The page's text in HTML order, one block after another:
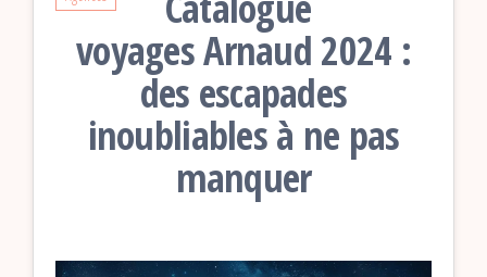
voyages Arnaud 2024 :
des escapades
inoubliables à ne pas
manquer